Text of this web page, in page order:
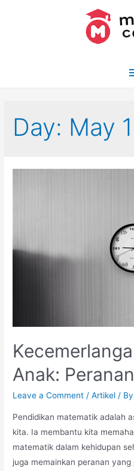
Day: May
Anak:
Leave a Comment /Artikel /
Pendidikan matematik adalah
kita. Ia membantu kita
matematik dalam kehidupan
juga memainkan peranan